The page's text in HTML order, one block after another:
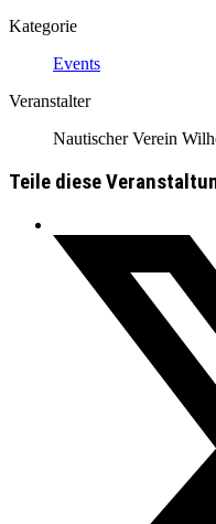
Kategorie
Events
Veranstalter
Nautischer Verein
Teile diese